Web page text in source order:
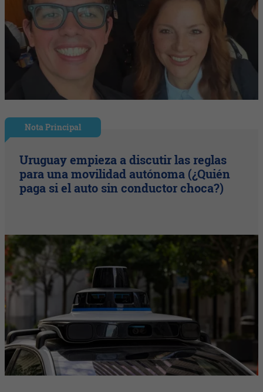
Nota Principal
Uruguay empieza a discutir las reglas
para una movilidad autónoma (¿Quién
paga si el auto sin conductor choca?)